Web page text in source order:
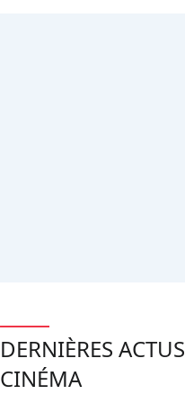
DERNIÈRES ACTUS
CINÉMA